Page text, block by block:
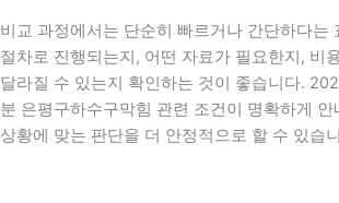
비교 과정에서는 단순히 빠르거나 간단하다는
절차로 진행되는지, 어떤 자료가 필요한지, 비
달라질 수 있는지 확인하는 것이 좋습니다.
분 은평구하수구막힘 관련 조건이 명확하게 안
상황에 맞는 판단을 더 안정적으로 할 수 있습